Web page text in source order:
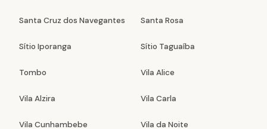
Santa Cruz dos Navegantes Santa Rosa
Sítio Iporanga Sítio Taguaíba
Tombo Vila Alice
Vila Alzira Vila Carla
Vila Cunhambebe Vila da Noite